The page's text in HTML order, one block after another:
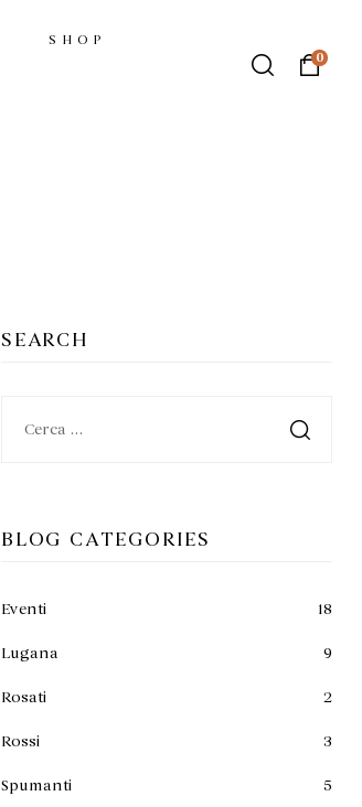
SHOP
0
SEARCH
BLOG CATEGORIES
Eventi 18
Lugana 9
Rosati 2
Rossi 3
Spumanti 5